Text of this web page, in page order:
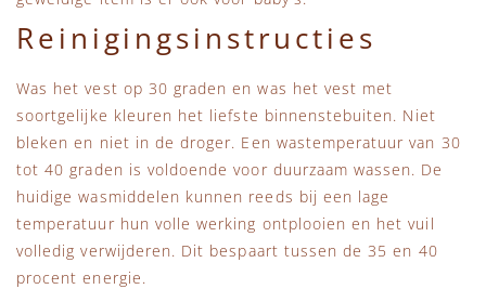
Reinigingsinstructies
Was het vest op 30 graden en was het vest met
soortgelijke kleuren het liefste binnenstebuiten. Niet
bleken en niet in de droger. Een wastemperatuur van 30
tot 40 graden is voldoende voor duurzaam wassen. De
huidige wasmiddelen kunnen reeds bij een lage
temperatuur hun volle werking ontplooien en het vuil
volledig verwijderen. Dit bespaart tussen de 35 en 40
procent energie.